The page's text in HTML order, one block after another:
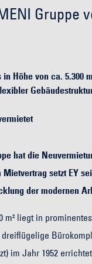
Höhe von ca. 5.300
hat die
setzt EY
der modernen
m² liegt in
im Jahr 1952